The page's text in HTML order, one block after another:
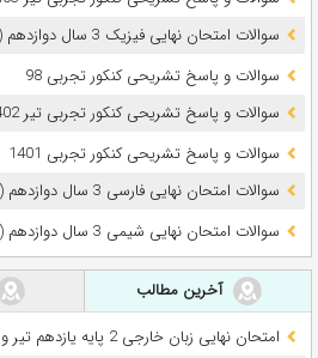
سوالات امتحان نهایی فیزیک 3 سال دوازدهم (1397 تا 1405)
سوالات و پاسخ تشریحی کنکور تجربی 98
سوالات و پاسخ تشریحی کنکور تجربی تیر 1402 (نوبت دوم)
سوالات و پاسخ تشریحی کنکور تجربی 1401
سوالات امتحان نهایی فارسی 3 سال دوازدهم (1397 تا 1405)
سوالات امتحان نهایی شیمی 3 سال دوازدهم (1397 تا 1405)
آخرین مطالب
امتحان نهایی زبان خارجی 2 پایه یازدهم تیر و مرداد 1405 + فایل صوتی